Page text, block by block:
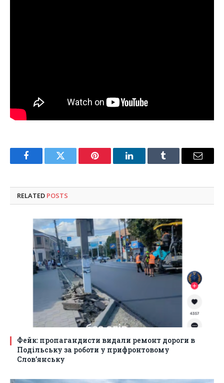
FacebookTwitter Pinterest LinkedInTumblr Email
RELATED POSTS
Фейк: пропагандисти видали ремонт дороги в
Подільську за роботи у прифронтовому
Слов’янську